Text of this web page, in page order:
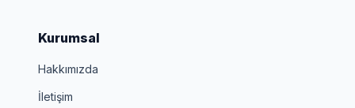
Kurumsal
Hakkımızda
İletişim